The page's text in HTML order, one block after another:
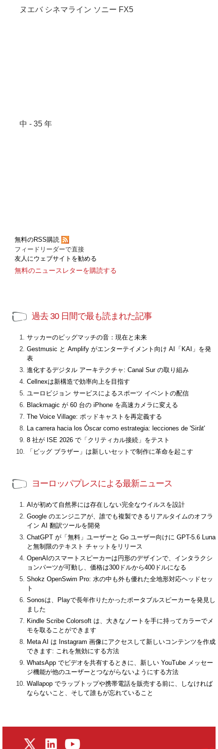
ヌエバ シネマライン ソニー FX5
中 - 35 年
無料のRSS購読
フィードリーダーで直接
友人にウェブサイトを勧める
無料のニュースレターを購読する
過去 30 日間で最も読まれた記事
サッカーのビッグマッチの音：現在と未来
Gestmusic と Amplify がエンターテイメント向け AI「KAI」を発
表
進化するデジタル アーキテクチャ: Canal Sur の取り組み
Cellnexは新構造で効率向上を目指す
ユーロビジョン サービスによるスポーツ イベントの配信
Blackmagic が 60 台の iPhone を高速カメラに変える
The Voice Village: ポッドキャストを再定義する
La carrera hacia los Óscar como estrategia: lecciones de 'Sirât'
8 社が ISE 2026 で「クリティカル接続」をテスト
「ビッグ ブラザー」は新しいセットで制作に革命を起こす
ヨーロッパプレスによる最新ニュース
AIが初めて自然界には存在しない完全なウイルスを設計
Google のエンジニアが、誰でも複製できるリアルタイムのオフラ
イン AI 翻訳ツールを開発
ChatGPT が「無料」ユーザーと Go ユーザー向けに GPT-5.6 Luna
と無制限のテキスト チャットをリリース
OpenAIのスマートスピーカーは円形のデザインで、インタラクシ
ョンパーツが可動し、価格は300ドルから400ドルになる
Shokz OpenSwim Pro: 水の中も外も優れた全地形対応ヘッドセッ
ト
Sonosは、Playで長年作りたかったポータブルスピーカーを発見し
ました
Kindle Scribe Colorsoft は、大きなノートを手に持ってカラーでメ
モを取ることができます
Meta AI は Instagram 画像にアクセスして新しいコンテンツを作成
できます: これを無効にする方法
WhatsApp でビデオを共有するときに、新しい YouTube メッセー
ジ機能が他のユーザーとつながらないようにする方法
Wallapop でラップトップや携帯電話を販売する前に、しなければ
ならないこと、そして誰もが忘れていること